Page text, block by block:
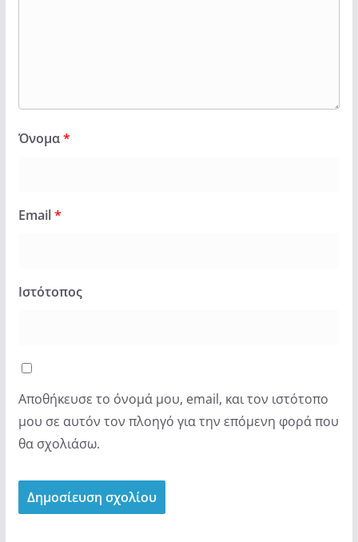
Όνομα*
Email*
Ιστότοπος
Αποθήκευσε το όνομά μου, email, και τον ιστότοπο
μου σε αυτόν τον πλοηγό για την επόμενη φορά που
θα σχολιάσω.